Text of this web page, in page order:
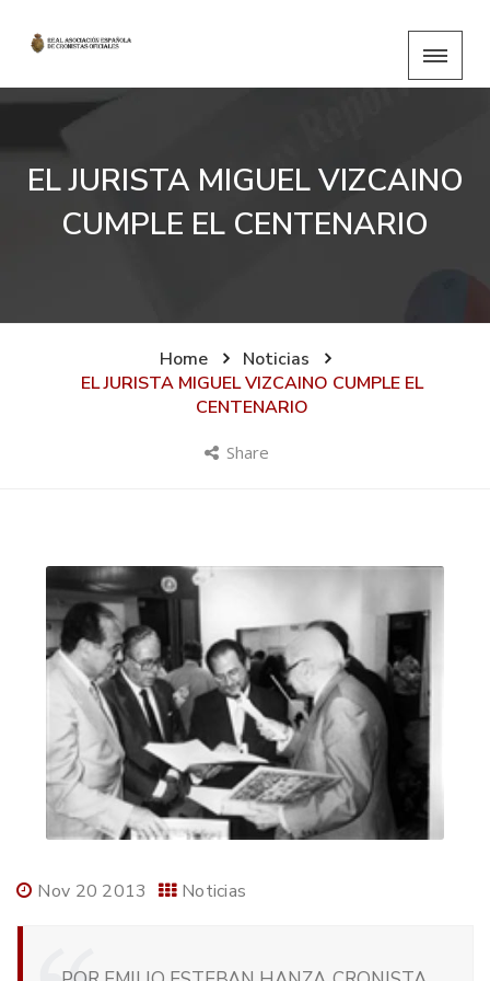
EL JURISTA MIGUEL VIZCAINO
CUMPLE EL CENTENARIO
Home
Noticias
EL JURISTA MIGUEL VIZCAINO CUMPLE EL
CENTENARIO
Share
Nov 20 2013 Noticias